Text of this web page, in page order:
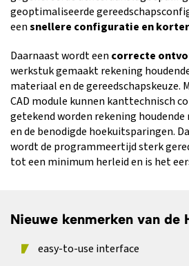
geoptimaliseerde
eensnellere configuratie en
Daarnaast wordt eencorrecte
werkstuk gemaakt rekening
materiaal en de gereedschapskeuze.
CAD module kunnen kanttechnisch
getekend worden rekening
en de benodigde hoekuitsparingen.
wordt de programmeertijd sterk
tot een minimum herleid en is het
Nieuwe kenmerken van de
easy-to-use interface